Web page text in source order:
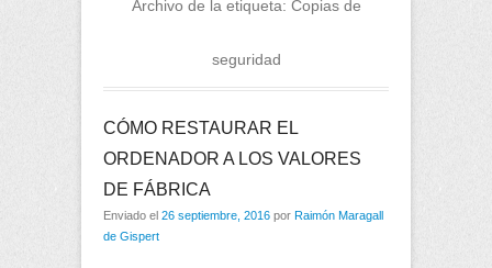
Archivo de la etiqueta: Copias de
seguridad
CÓMO RESTAURAR EL
ORDENADOR A LOS VALORES
DE FÁBRICA
Enviado el 26 septiembre, 2016 por Raimón Maragall
de Gispert